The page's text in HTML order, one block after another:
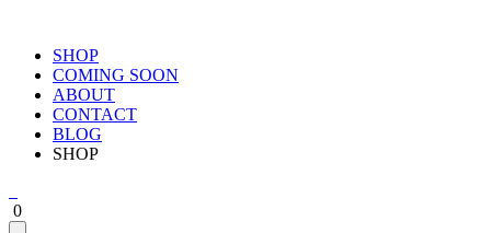
SHOP
COMING SOON
ABOUT
CONTACT
BLOG
SHOP
0